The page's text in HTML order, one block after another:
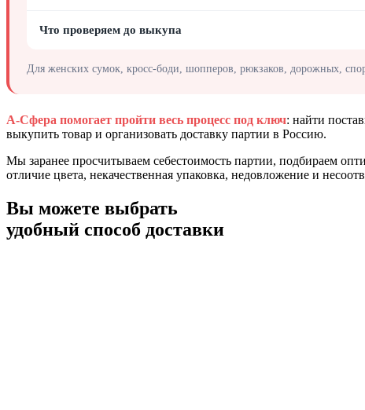
Что проверяем до выкупа
Для женских сумок, кросс-боди, шопперов, рюкзаков, дорожных,
А-Сфера помогает пройти весь процесс под ключ: найти
выкупить товар и организовать доставку партии в Россию.
Мы заранее просчитываем себестоимость партии, подбираем
отличие цвета, некачественная упаковка, недовложение и
Вы можете выбрать
удобный способ доставки